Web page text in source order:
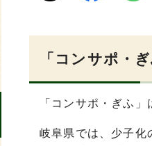
「コンサポ・
「コンサポ・ぎふ
岐阜県では、少子化